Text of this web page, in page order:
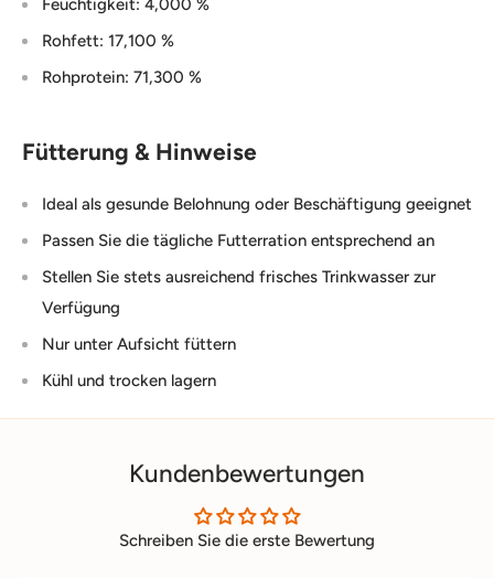
Feuchtigkeit: 4,000 %
Rohfett: 17,100 %
Rohprotein: 71,300 %
Fütterung & Hinweise
Ideal als gesunde Belohnung oder Beschäftigung geeignet
Passen Sie die tägliche Futterration entsprechend an
Stellen Sie stets ausreichend frisches Trinkwasser zur
Verfügung
Nur unter Aufsicht füttern
Kühl und trocken lagern
Kundenbewertungen
Schreiben Sie die erste Bewertung